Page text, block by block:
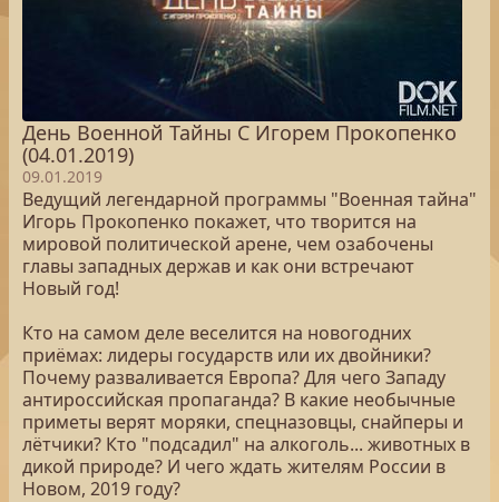
День Военной Тайны С Игорем Прокопенко
(04.01.2019)
09.01.2019
Ведущий легендарной программы "Военная тайна"
Игорь Прокопенко покажет, что творится на
мировой политической арене, чем озабочены
главы западных держав и как они встречают
Новый год!
Кто на самом деле веселится на новогодних
приёмах: лидеры государств или их двойники?
Почему разваливается Европа? Для чего Западу
антироссийская пропаганда? В какие необычные
приметы верят моряки, спецназовцы, снайперы и
лётчики? Кто "подсадил" на алкоголь... животных в
дикой природе? И чего ждать жителям России в
Новом, 2019 году?